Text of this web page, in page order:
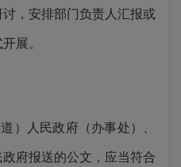
，安排部门负责人汇报或
展。
）人民政府（办事处）、
府报送的公文，应当符合